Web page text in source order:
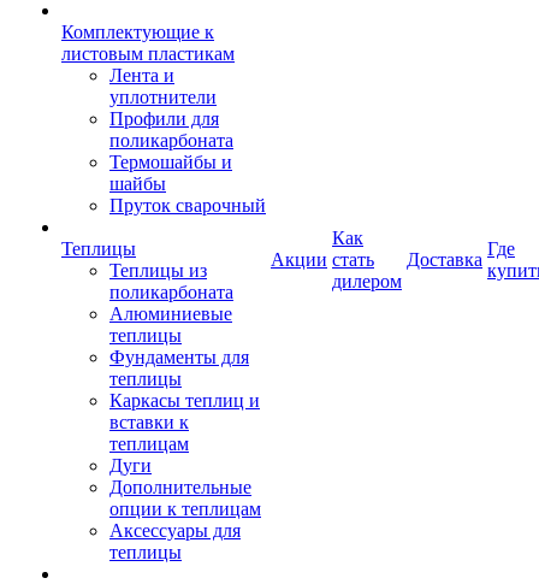
Комплектующие к
листовым пластикам
Лента и
уплотнители
Профили для
поликарбоната
Термошайбы и
шайбы
Пруток сварочный
Теплицы
Теплицы из
поликарбоната
Алюминиевые
теплицы
Фундаменты для
теплицы
Каркасы теплиц и
вставки к
теплицам
Дуги
Дополнительные
опции к теплицам
Аксессуары для
теплицы
Акции
Как
стать
дилером
Доставка
Где